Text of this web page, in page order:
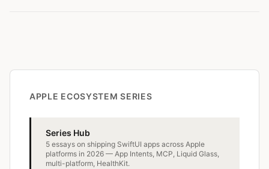
APPLE ECOSYSTEM SERIES
Series Hub
5 essays on shipping SwiftUI apps across Apple
platforms in 2026 — App Intents, MCP, Liquid Glass,
multi-platform, HealthKit.